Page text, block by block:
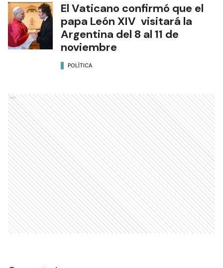
El Vaticano confirmó que el
papa León XIV visitará la
Argentina del 8 al 11 de
noviembre
POLÍTICA
Ads